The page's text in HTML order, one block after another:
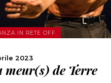
IN RETE OFF
2023
meur(s) de Terre
CONDIVIDI